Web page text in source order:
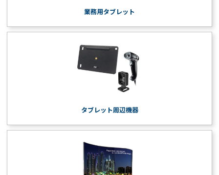
業務用タブレット
タブレット周辺機器